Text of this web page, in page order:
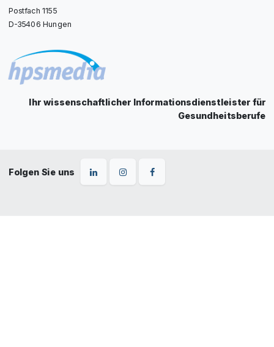
Postfach 1155
D-35406 Hungen
Ihr wissenschaftlicher Informationsdienstleister für
Gesundheitsberufe
Folgen Sie uns